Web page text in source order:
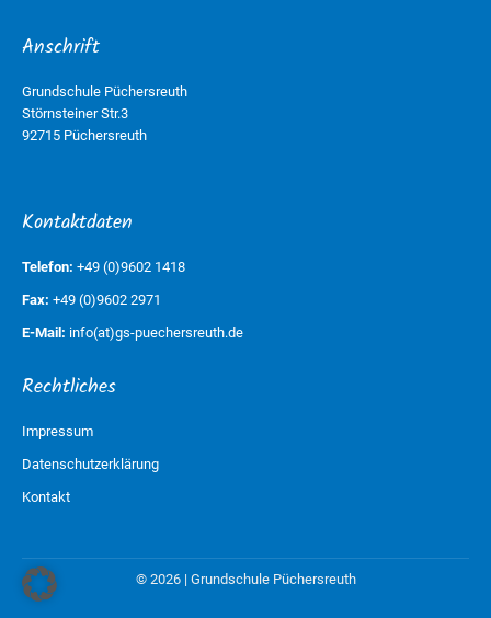
Anschrift
Grundschule Püchersreuth
Störnsteiner Str.3
92715 Püchersreuth
Kontaktdaten
Telefon: +49 (0)9602 1418
Fax: +49 (0)9602 2971
E-Mail: info(at)gs-puechersreuth.de
Rechtliches
Impressum
Datenschutzerklärung
Kontakt
© 2026 | Grundschule Püchersreuth